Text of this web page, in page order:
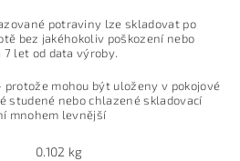
potraviny lze skladovat po
bez jakéhokoliv poškození nebo
7 let od data výroby.
protože mohou být uloženy v pokojové
studené nebo chlazené skladovací
mnohem levnější
0.102 kg